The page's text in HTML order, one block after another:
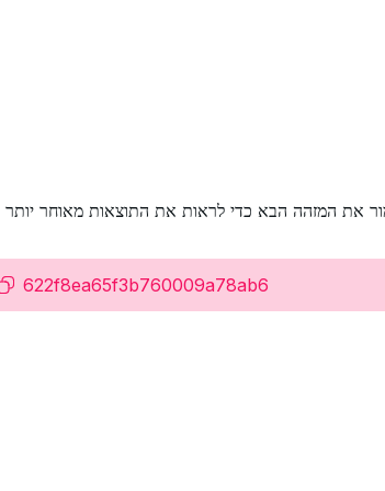
את המזהה הבא כדי לראות את התוצאות מאוחר יותר
622f8ea65f3b760009a78ab6